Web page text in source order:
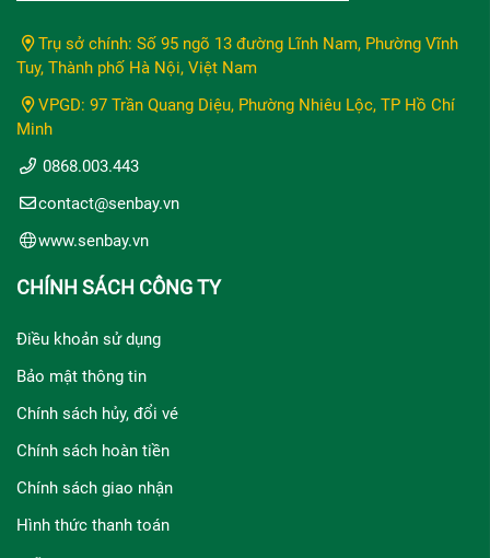
Trụ sở chính: Số 95 ngõ 13 đường Lĩnh Nam, Phường Vĩnh
Tuy, Thành phố Hà Nội, Việt Nam
VPGD: 97 Trần Quang Diệu, Phường Nhiêu Lộc, TP Hồ Chí
Minh
0868.003.443
contact@senbay.vn
www.senbay.vn
CHÍNH SÁCH CÔNG TY
Điều khoản sử dụng
Bảo mật thông tin
Chính sách hủy, đổi vé
Chính sách hoàn tiền
Chính sách giao nhận
Hình thức thanh toán